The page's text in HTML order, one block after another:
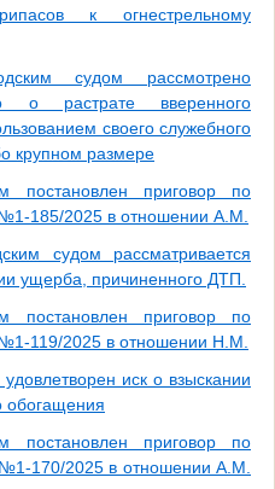
к огнестрельному
судом рассмотрено
о растрате вверенного
своего служебного
крупном размере
постановлен приговор по
185/2025 в отношении А.М.
судом рассматривается
ущерба, причиненного ДТП.
постановлен приговор по
119/2025 в отношении Н.М.
иск о взыскании
обогащения
постановлен приговор по
170/2025 в отношении А.М.